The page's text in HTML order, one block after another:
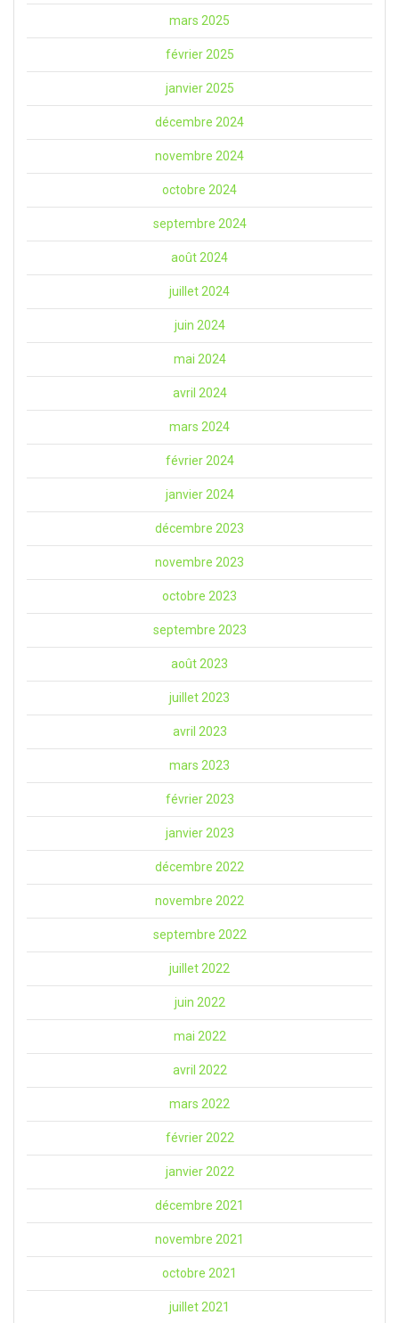
mars 2025
février 2025
janvier 2025
décembre 2024
novembre 2024
octobre 2024
septembre 2024
août 2024
juillet 2024
juin 2024
mai 2024
avril 2024
mars 2024
février 2024
janvier 2024
décembre 2023
novembre 2023
octobre 2023
septembre 2023
août 2023
juillet 2023
avril 2023
mars 2023
février 2023
janvier 2023
décembre 2022
novembre 2022
septembre 2022
juillet 2022
juin 2022
mai 2022
avril 2022
mars 2022
février 2022
janvier 2022
décembre 2021
novembre 2021
octobre 2021
juillet 2021